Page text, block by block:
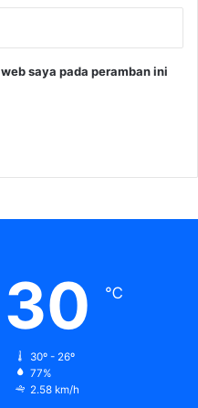
saya pada peramban ini
30 ℃
30º - 26º
77%
2.58 km/h